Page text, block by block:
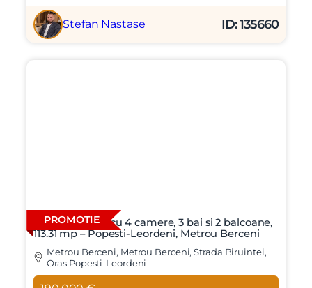
Stefan Nastase ID: 135660
PROMOTIE
Locuinta noua cu 4 camere, 3 bai si 2 balcoane,
113.31 mp – Popesti-Leordeni, Metrou Berceni
Metrou Berceni, Metrou Berceni, Strada Biruintei,
Oras Popesti-Leordeni